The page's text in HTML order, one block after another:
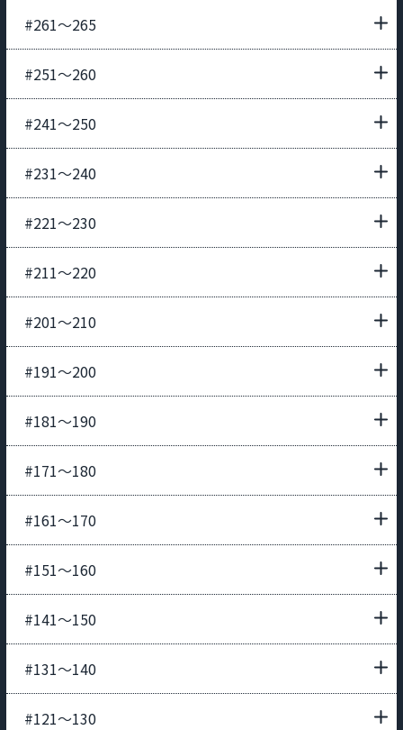
#261〜265
#251〜260
#241〜250
#231〜240
#221〜230
#211〜220
#201〜210
#191〜200
#181〜190
#171〜180
#161〜170
#151〜160
#141〜150
#131〜140
#121〜130